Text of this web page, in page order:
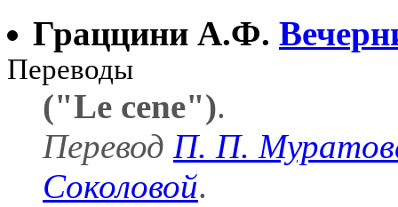
Граццини А.Ф.
Переводы
("Le cene").
Перевод П. П.
Соколовой.